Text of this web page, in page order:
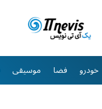
خودرو فضا موسیقی